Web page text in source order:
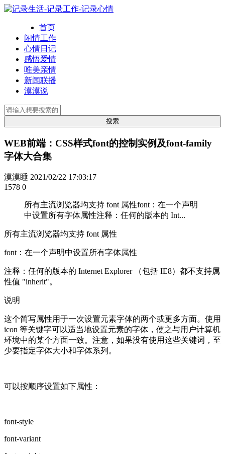
首页
闲情工作
心情日记
感悟爱情
唯美亲情
新闻联播
漠漠说
WEB前端：CSS样式font的控制实例及font-family
字体大合集
漠漠睡 2021/02/22 17:03:17
1578 0
所有主流浏览器均支持 font 属性font：在一个声明
中设置所有字体属性注释：任何的版本的 Int...
所有主流浏览器均支持 font 属性
font：在一个声明中设置所有字体属性
注释：任何的版本的 Internet Explorer （包括 IE8）都不支持属
性值 "inherit"。
说明
这个简写属性用于一次设置元素字体的两个或更多方面。使用
icon 等关键字可以适当地设置元素的字体，使之与用户计算机
环境中的某个方面一致。注意，如果没有使用这些关键词，至
少要指定字体大小和字体系列。
可以按顺序设置如下属性：
font-style
font-variant